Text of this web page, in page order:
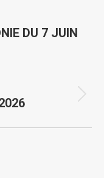
DU 7 JUIN